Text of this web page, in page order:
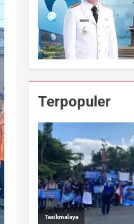
Terpopuler